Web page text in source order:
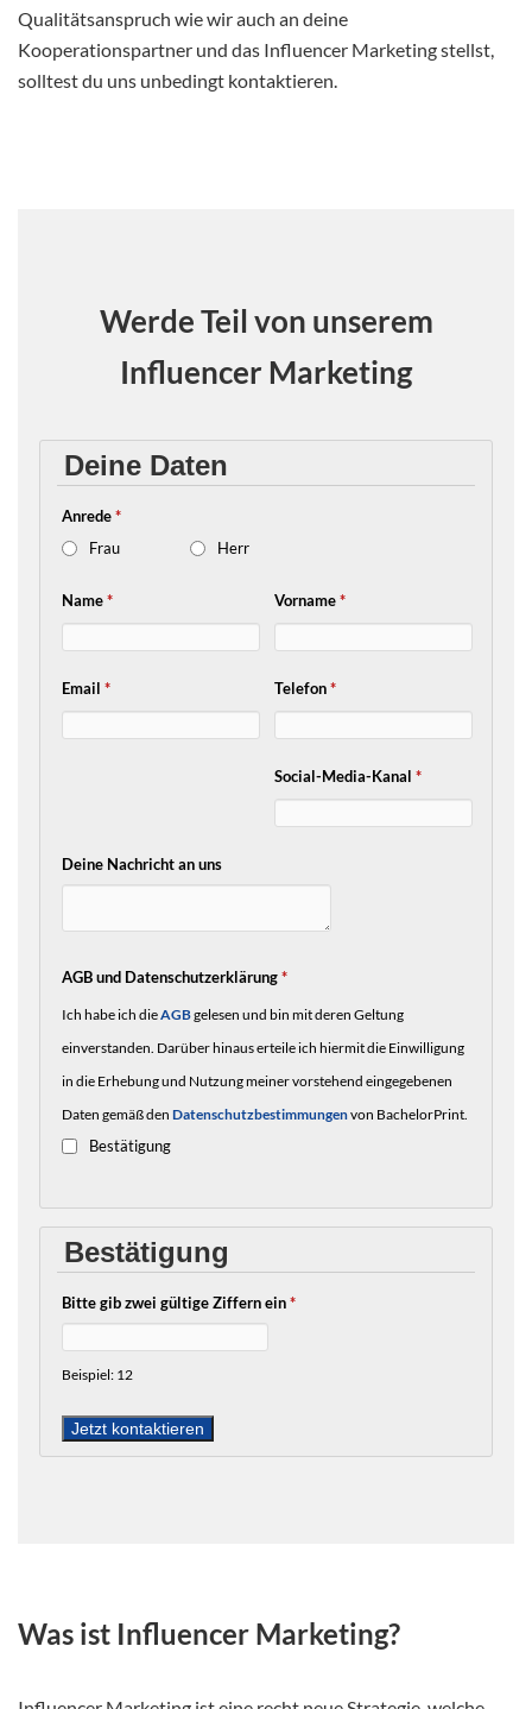
Qualitätsanspruch wie wir auch an deine
Kooperationspartner und das Influencer Marketing stellst,
solltest du uns unbedingt kontaktieren.
Werde Teil von unserem
Influencer Marketing
Deine Daten
Anrede*
Frau
Herr
Name* Vorname*
Email * Telefon*
Social-Media-Kanal*
Deine Nachricht an uns
AGB und Datenschutzerklärung*
Ich habe ich dieAGBgelesen und bin mit deren Geltung
einverstanden. Darüber hinaus erteile ich hiermit die Einwilligung
in die Erhebung und Nutzung meiner vorstehend eingegebenen
Daten gemäß den Datenschutzbestimmungenvon BachelorPrint.
Bestätigung
Bestätigung
Bitte gib zwei gültige Ziffern ein*
Beispiel: 12
Was ist Influencer Marketing?